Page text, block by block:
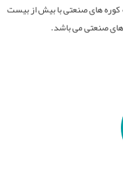
کوره های صنعتی با بیش از بیست
صنعتی می باشد.